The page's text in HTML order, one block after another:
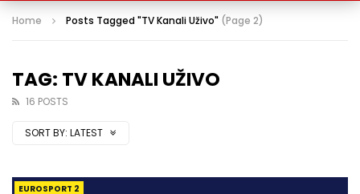
Home Posts Tagged "TV Kanali Uživo" (Page 2)
TAG: TV KANALI UŽIVO
16 POSTS
SORT BY: LATEST
EUROSPORT 2